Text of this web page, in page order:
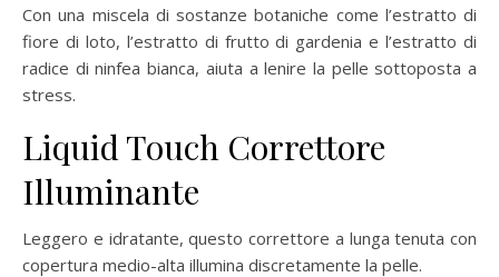
Con una miscela di sostanze botaniche come l’estratto di
fiore di loto, l’estratto di frutto di gardenia e l’estratto di
radice di ninfea bianca, aiuta a lenire la pelle sottoposta a
stress.
Liquid Touch Correttore
Illuminante
Leggero e idratante, questo correttore a lunga tenuta con
copertura medio-alta illumina discretamente la pelle.